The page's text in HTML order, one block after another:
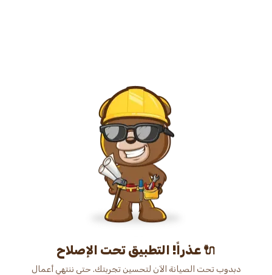
عذراً! التطبيق تحت الإصلاح 🔌
دبدوب تحت الصيانة الآن لتحسين تجربتك. حتى ننتهي أعمال